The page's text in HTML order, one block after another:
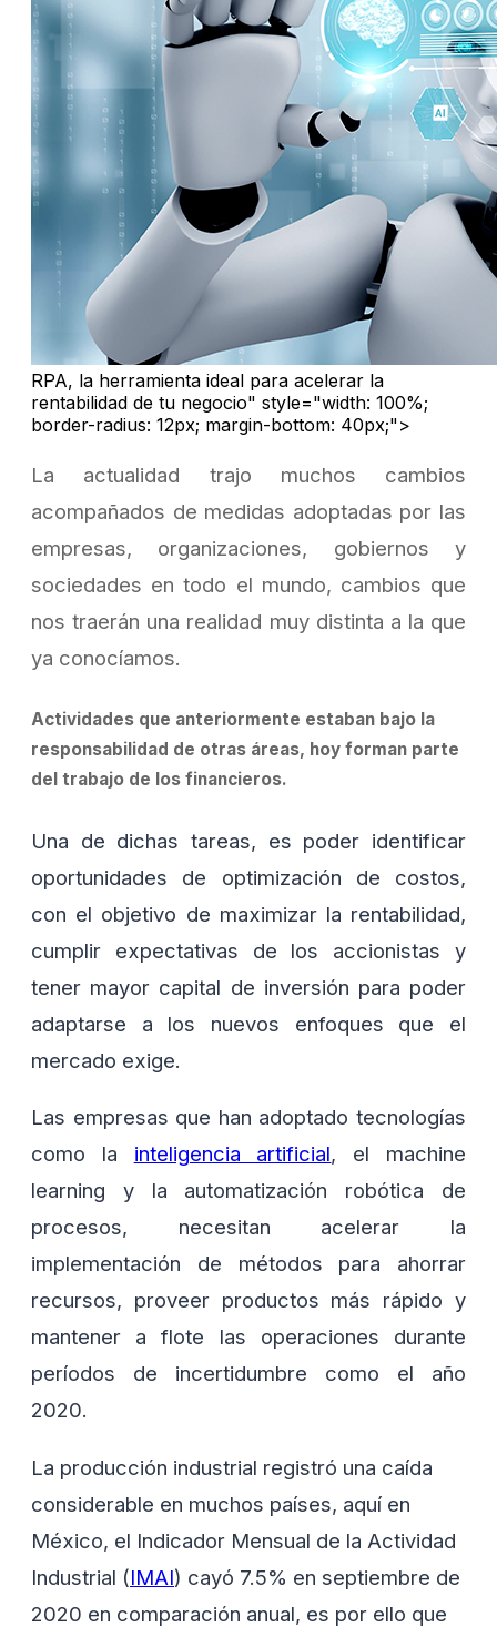
RPA, la herramienta ideal para acelerar la
rentabilidad de tu negocio" style="width: 100%;
border-radius: 12px; margin-bottom: 40px;">
La actualidad trajo muchos cambios
acompañados de medidas adoptadas por las
empresas, organizaciones, gobiernos y
sociedades en todo el mundo, cambios que
nos traerán una realidad muy distinta a la que
ya conocíamos.
Actividades que anteriormente estaban bajo la
responsabilidad de otras áreas, hoy forman parte
del trabajo de los financieros.
Una de dichas tareas, es poder identificar
oportunidades de optimización de costos,
con el objetivo de maximizar la rentabilidad,
cumplir expectativas de los accionistas y
tener mayor capital de inversión para poder
adaptarse a los nuevos enfoques que el
mercado exige.
Las empresas que han adoptado tecnologías
como la inteligencia artificial, el machine
learning y la automatización robótica de
procesos, necesitan acelerar la
implementación de métodos para ahorrar
recursos, proveer productos más rápido y
mantener a flote las operaciones durante
períodos de incertidumbre como el año
2020.
La producción industrial registró una caída
considerable en muchos países, aquí en
México, el Indicador Mensual de la Actividad
Industrial (IMAI) cayó 7.5% en septiembre de
2020 en comparación anual, es por ello que